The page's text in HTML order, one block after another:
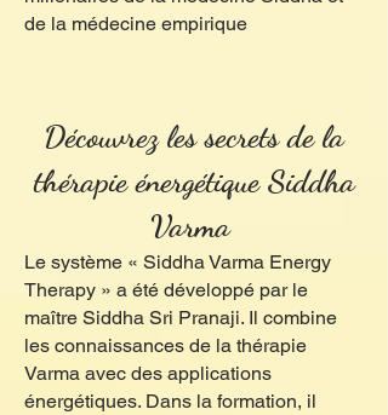
de la médecine empirique
Découvrez les secrets de la
thérapie énergétique Siddha
Varma
Le système « Siddha Varma Energy
Therapy » a été développé par le
maître Siddha Sri Pranaji. Il combine
les connaissances de la thérapie
Varma avec des applications
énergétiques. Dans la formation, il